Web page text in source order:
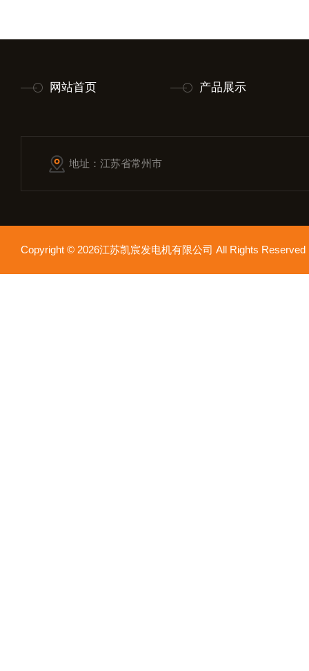
网站首页 产品展示
地址：江苏省常州市
Copyright © 2026江苏凯宸发电机有限公司 All Rights